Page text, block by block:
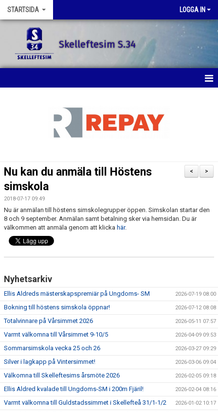
STARTSIDA LOGGA IN
Skelleftesim S.34
TÄVLINGAR
KONTAKT
KALENDER
KLUBBKLÄDER
>
<
Nu kan du anmäla till Höstens
simskola
2018-07-17 09:49
Nu är anmälan till höstens simskolegrupper öppen. Simskolan startar den
8 och 9 september. Anmälan samt betalning sker via hemsidan. Du är
välkommen att anmäla genom att klicka här.
Nyhetsarkiv
Ellis Aldreds mästerskapspremiär på Ungdoms- SM 2026-07-19 08:00
Bokning till höstens simskola öppnar! 2026-07-12 08:08
Totalvinnare på Vårsimmet 2026 2026-05-11 07:57
Varmt välkomna till Vårsimmet 9-10/5 2026-04-09 09:53
Sommarsimskola vecka 25 och 26 2026-03-27 09:29
Silver i lagkapp på Vintersimmet! 2026-03-06 09:04
Välkomna till Skelleftesims årsmöte 2026 2026-02-05 09:18
Ellis Aldred kvalade till Ungdoms-SM i 200m Fjäril! 2026-02-04 08:16
Varmt välkomna till Guldstadssimmet i Skellefteå 31/1-1/2 2026-01-02 10:17